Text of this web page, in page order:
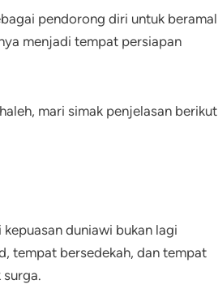
pendorong diri untuk beramal
menjadi tempat persiapan
mari simak penjelasan berikut
duniawi bukan lagi
tempat bersedekah, dan tempat